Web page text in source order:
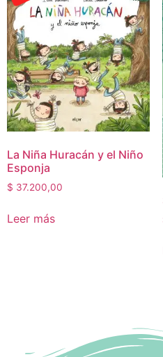
La Niña Huracán y el Niño
Esponja
$ 37.200,00
Leer más